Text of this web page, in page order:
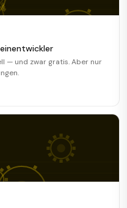
— und zwar gratis. Aber nur